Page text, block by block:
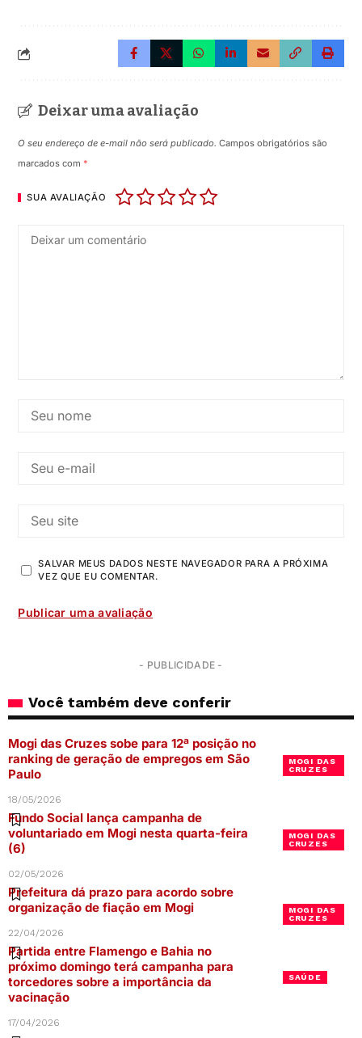
Deixar uma avaliação
O seu endereço de e-mail não será publicado. Campos obrigatórios são
marcados com*
SUA AVALIAÇÃO
SALVAR MEUS DADOS NESTE NAVEGADOR PARA A PRÓXIMA
VEZ QUE EU COMENTAR.
- PUBLICIDADE -
Você também deve conferir
MOGI DAS
CRUZES
Mogi das Cruzes sobe para 12ª posição no
ranking de geração de empregos em São
Paulo
18/05/2026
MOGI DAS
CRUZES
Fundo Social lança campanha de
voluntariado em Mogi nesta quarta-feira
(6)
02/05/2026
MOGI DAS
CRUZES
Prefeitura dá prazo para acordo sobre
organização de fiação em Mogi
22/04/2026
SAÚDE
Partida entre Flamengo e Bahia no
próximo domingo terá campanha para
torcedores sobre a importância da
vacinação
17/04/2026